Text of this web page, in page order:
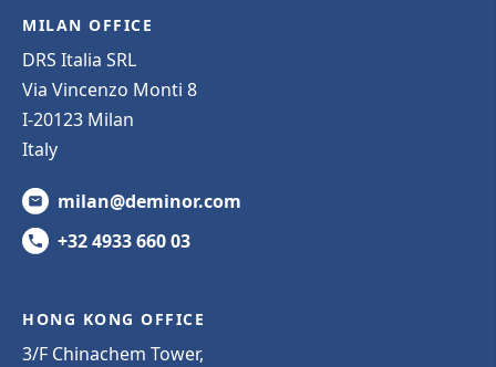
MILAN OFFICE
DRS Italia SRL
Via Vincenzo Monti 8
I-20123 Milan
Italy
milan@deminor.com
+32 4933 660 03
HONG KONG OFFICE
3/F Chinachem Tower,